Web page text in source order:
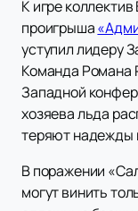
К игре
проигрыша
уступил лидеру
Команда Романа
Западной
хозяева льда
теряют надежды
В поражении
могут винить